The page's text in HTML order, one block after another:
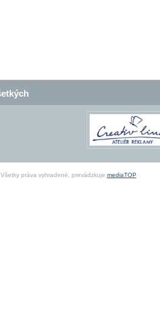
práva vyhradené, prevádzkuje mediaTOP